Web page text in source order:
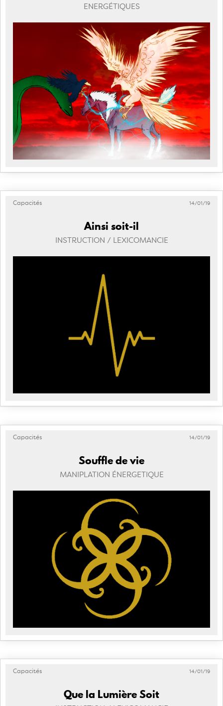
ENERGÉTIQUES
Capacités 14/01/19
Ainsi soit-il
INSTRUCTION / LEXICOMANCIE
Capacités 14/01/19
Souffle de vie
MANIPLATION ÉNERGETIQUE
Capacités 14/01/19
Que la Lumière Soit